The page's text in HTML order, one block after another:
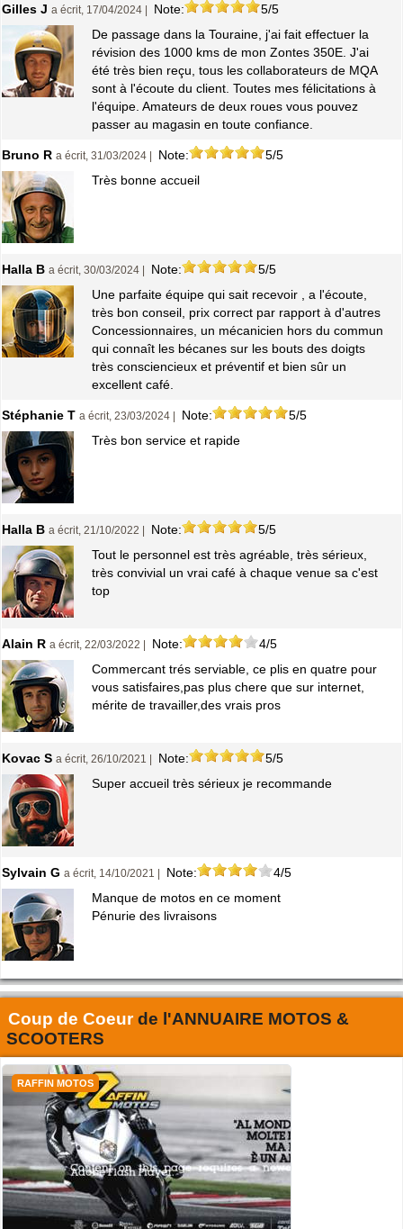
Gilles J a écrit, 17/04/2024 | Note:
5/5
De passage dans la Touraine, j'ai fait effectuer la
révision des 1000 kms de mon Zontes 350E. J'ai
été très bien reçu, tous les collaborateurs de MQA
sont à l'écoute du client. Toutes mes félicitations à
l'équipe. Amateurs de deux roues vous pouvez
passer au magasin en toute confiance.
Bruno R a écrit, 31/03/2024 | Note:
5/5
Très bonne accueil
Halla B a écrit, 30/03/2024 | Note:
5/5
Une parfaite équipe qui sait recevoir , a l'écoute,
très bon conseil, prix correct par rapport à d'autres
Concessionnaires, un mécanicien hors du commun
qui connaît les bécanes sur les bouts des doigts
très consciencieux et préventif et bien sûr un
excellent café.
Stéphanie T a écrit, 23/03/2024 | Note:
5/5
Très bon service et rapide
Halla B a écrit, 21/10/2022 | Note:
5/5
Tout le personnel est très agréable, très sérieux,
très convivial un vrai café à chaque venue sa c'est
top
Alain R a écrit, 22/03/2022 | Note:
4/5
Commercant trés serviable, ce plis en quatre pour
vous satisfaires,pas plus chere que sur internet,
mérite de travailler,des vrais pros
Kovac S a écrit, 26/10/2021 | Note:
5/5
Super accueil très sérieux je recommande
Sylvain G a écrit, 14/10/2021 | Note:
4/5
Manque de motos en ce moment
Pénurie des livraisons
Coup de Coeurde l'ANNUAIRE MOTOS &
SCOOTERS
RAFFIN MOTOS